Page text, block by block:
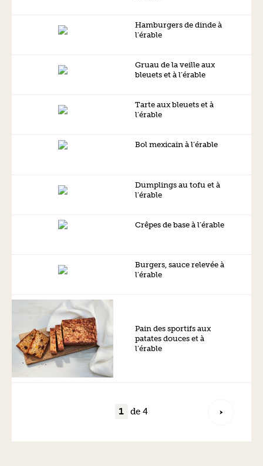
Hamburgers de dinde à
l’érable
Gruau de la veille aux
bleuets et à l’érable
Tarte aux bleuets et à
l’érable
Bol mexicain à l’érable
Dumplings au tofu et à
l’érable
Crêpes de base à l’érable
Burgers, sauce relevée à
l’érable
Pain des sportifs aux
patates douces et à
l’érable
de 4